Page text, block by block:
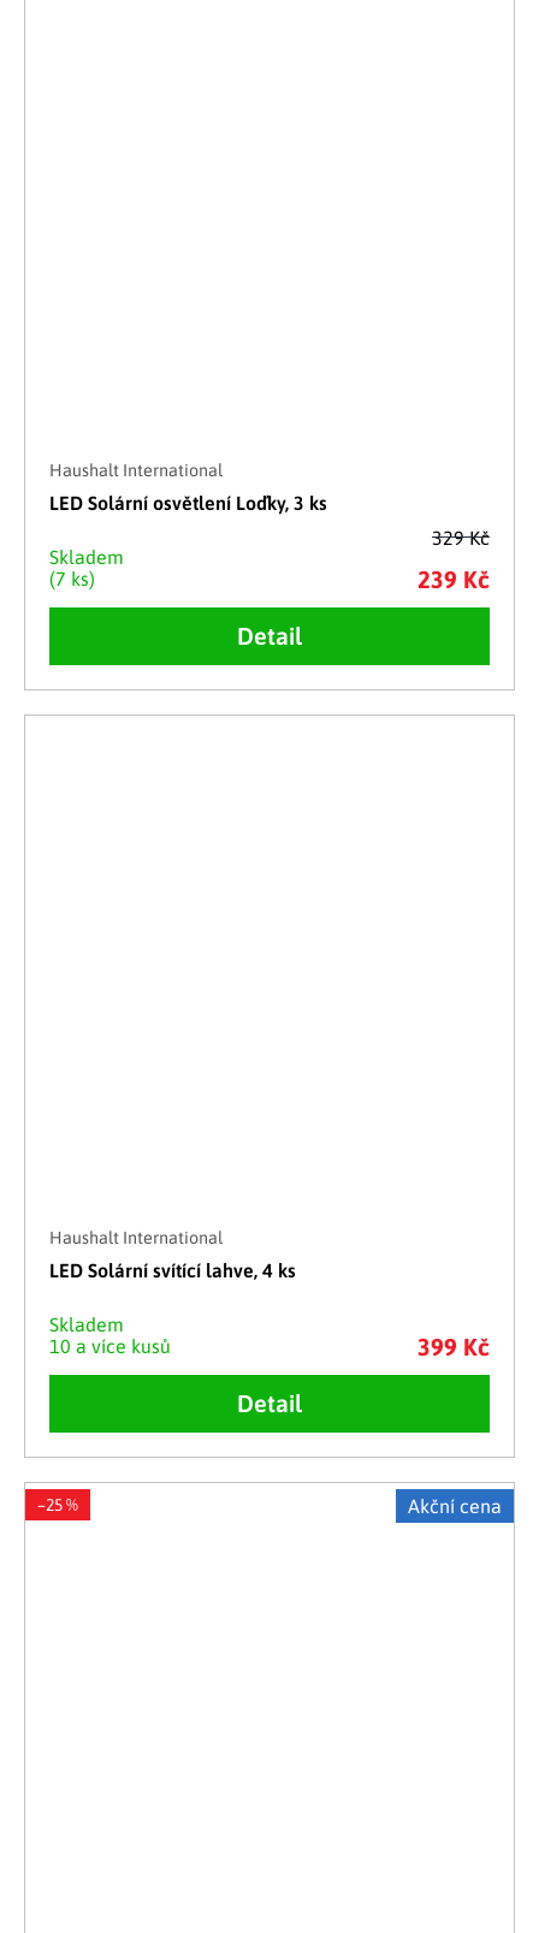
329 Kč
Haushalt International
LED Solární osvětlení Loďky, 3 ks
Skladem
(7 ks)
239 Kč
Detail
Haushalt International
LED Solární svítící lahve, 4 ks
Skladem
10 a více kusů
399 Kč
Detail
Akční cena
–25 %